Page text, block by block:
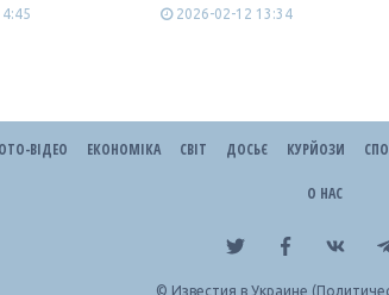
2026-02-12 13:34
ВІДЕО ЕКОНОМІКА СВІТ ДОСЬЄ КУРЙОЗИ
О НАС
© Известия в Украине